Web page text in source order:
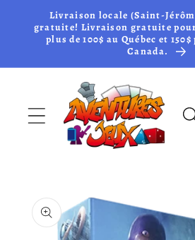
et passer
au
contenu
Livraison locale (Saint-
gratuite! Livraison gratuite pour
plus de 100$ au Québec et
Canada.
informations
produits